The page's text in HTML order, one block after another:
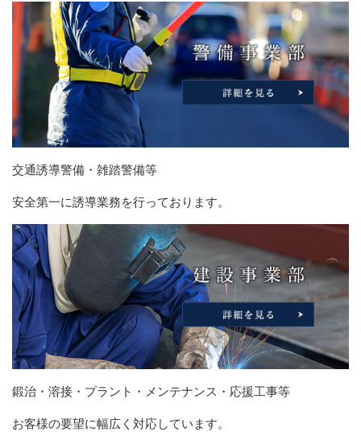
交通誘導警備・雑踏警備等
安全第一に誘導業務を行っております。
鍛治・溶接・プラント・メンテナンス・応援工事等
お客様の要望に幅広く対応しています。